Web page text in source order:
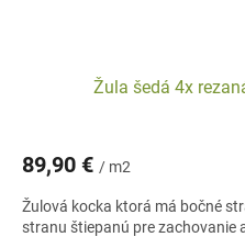
Žula šedá 4x
89,90 € / m2
Žulová kocka ktorá má bočné
stranu štiepanú pre